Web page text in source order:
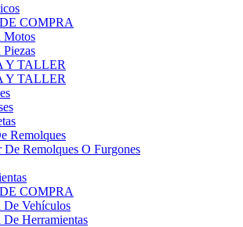
COMPRA
Motos
Y TALLER
Y TALLER
Remolques
Remolques O Furgones
COMPRA
De Vehículos
De Herramientas